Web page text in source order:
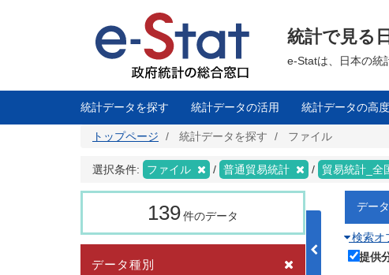
に
統計で見る
e-Statは、日本の統
統計データを探す 統計データの活用 統計データの高
トップページ 統計データを探す ファイル
選択条件: ファイル 普通貿易統計 貿易統計_全
139件のデータ
データ種別
検索オ
提供